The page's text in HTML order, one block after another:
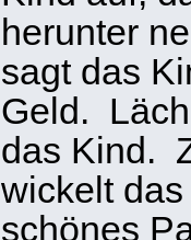
herunter
sagt das
Geld.
das Kind.
wickelt
schönes